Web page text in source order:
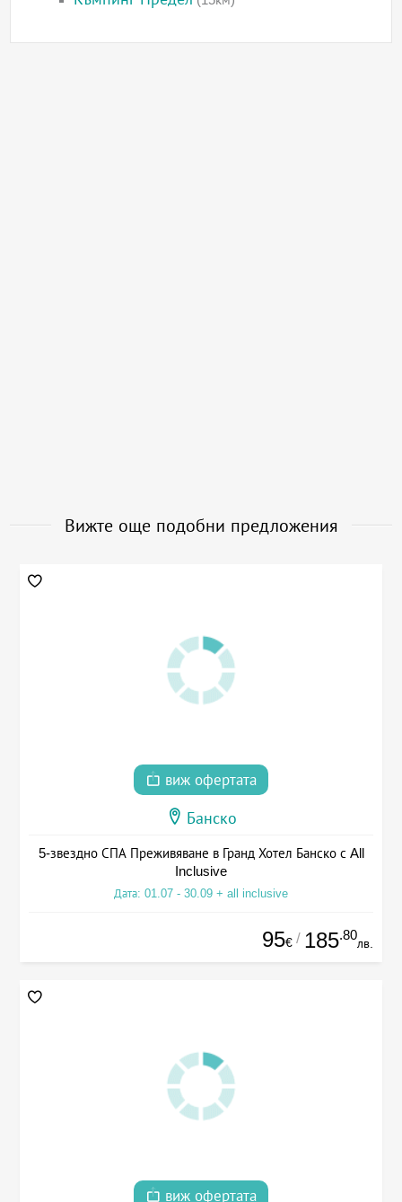
Вижте още подобни предложения
виж офертата
Банско
5-звездно СПА Преживяване в Гранд Хотел Банско с All
Inclusive
Дата: 01.07 - 30.09 + all inclusive
95€ / 185.80
лв.
виж офертата